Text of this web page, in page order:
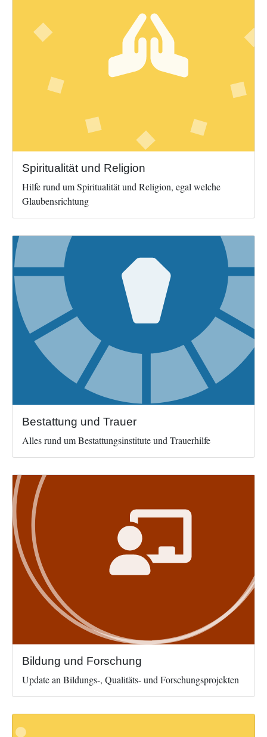
Spiritualität und Religion
Hilfe rund um Spiritualität und Religion, egal welche
Glaubensrichtung
Image
Bestattung und Trauer
Alles rund um Bestattungsinstitute und Trauerhilfe
Image
Bildung und Forschung
Update an Bildungs-, Qualitäts- und Forschungsprojekten